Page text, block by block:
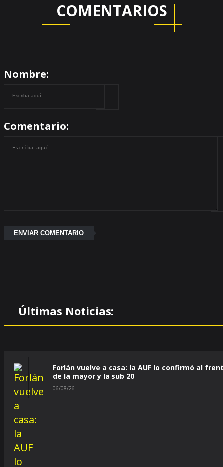
COMENTARIOS
Nombre:
Comentario:
Últimas Noticias:
Forlán vuelve a casa: la AUF lo confirmó al
de la mayor y la sub 20
06/08/26